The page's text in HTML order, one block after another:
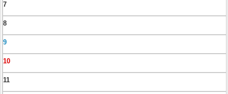
7
8
9
10
11